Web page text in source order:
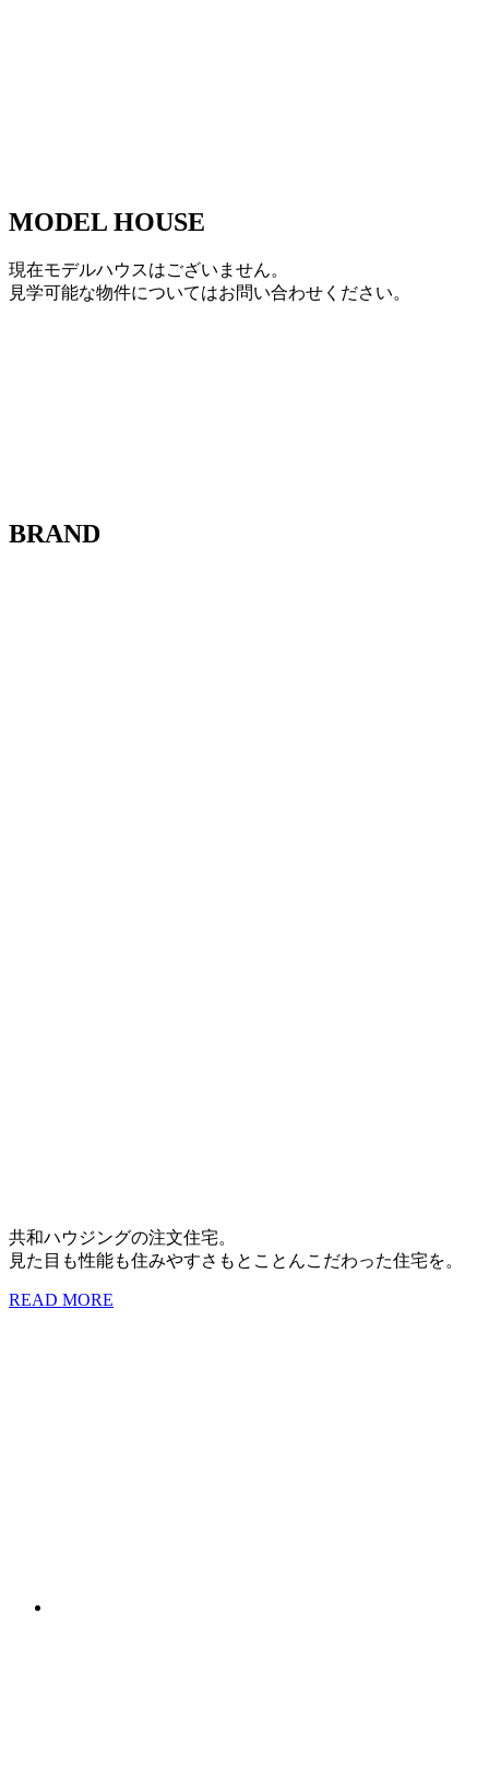
MODEL HOUSE
現在モデルハウスはございません。
見学可能な物件についてはお問い合わせください。
BRAND
共和ハウジングの注文住宅。
見た目も性能も住みやすさもとことんこだわった住宅を。
READ MORE